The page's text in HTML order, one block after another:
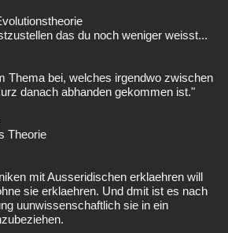
das du noch weniger weisst...
Thema bei, welches irgendwo zwischen
danach abhanden gekommen ist."
Theorie
mit Ausseridischen erklaehren will
sie erklaehren. Und dmit ist es nach
uunwissenschaftlich sie in ein